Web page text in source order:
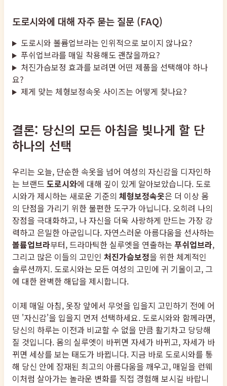
도로시와에 대해 자주 묻는 질문 (FAQ)
도로시와 볼륨업브라는 인위적으로 보이지 않나요?
푸쉬업브라를 매일 착용해도 괜찮을까요?
처진가슴보정 효과를 보려면 어떤 제품을 선택해야 하나
요?
제게 맞는 체형보정속옷 사이즈는 어떻게 찾나요?
결론: 당신의 모든 아침을 빛나게 할 단
하나의 선택
우리는 오늘, 단순한 속옷을 넘어 여성의 자신감을 디자인하
는 브랜드 도로시와에 대해 깊이 있게 알아보았습니다. 도로
시와가 제시하는 새로운 기준의 체형보정속옷은 더 이상 몸
의 단점을 가리기 위한 불편한 도구가 아닙니다. 오히려 나의
장점을 극대화하고, 나 자신을 더욱 사랑하게 만드는 가장 강
력하고 은밀한 아군입니다. 자연스러운 아름다움을 선사하는
볼륨업브라부터, 드라마틱한 실루엣을 연출하는 푸쉬업브라,
그리고 많은 이들의 고민인 처진가슴보정을 위한 체계적인
솔루션까지. 도로시와는 모든 여성의 고민에 귀 기울이고, 그
에 대한 완벽한 해답을 제시합니다.
이제 매일 아침, 옷장 앞에서 무엇을 입을지 고민하기 전에 어
떤 '자신감'을 입을지 먼저 선택하세요. 도로시와와 함께라면,
당신의 하루는 이전과 비교할 수 없을 만큼 활기차고 당당해
질 것입니다. 몸의 실루엣이 바뀌면 자세가 바뀌고, 자세가 바
뀌면 세상를 보는 태도가 바뀝니다. 지금 바로 도로시와를 통
해 당신 안에 잠재된 최고의 아름다움을 깨우고, 매일을 런웨
이처럼 살아가는 놀라운 변화를 직접 경험해 보시길 바랍니